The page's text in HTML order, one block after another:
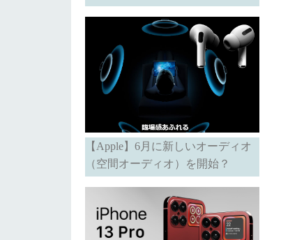
【Apple】6月に新しいオーディオ
（空間オーディオ）を開始？